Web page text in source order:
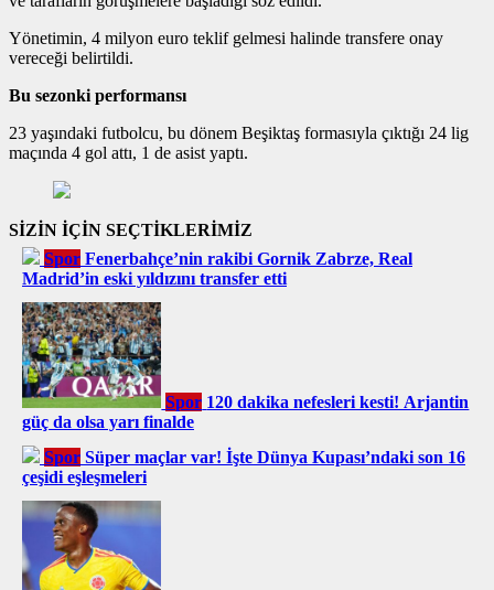
Yönetimin, 4 milyon euro teklif gelmesi halinde transfere onay
vereceği belirtildi.
Bu sezonki performansı
23 yaşındaki futbolcu, bu dönem Beşiktaş formasıyla çıktığı 24 lig
maçında 4 gol attı, 1 de asist yaptı.
SİZİN İÇİN SEÇTİKLERİMİZ
Spor Fenerbahçe’nin rakibi Gornik Zabrze, Real
Madrid’in eski yıldızını transfer etti
Spor 120 dakika nefesleri kesti! Arjantin
güç da olsa yarı finalde
Spor Süper maçlar var! İşte Dünya Kupası’ndaki son 16
çeşidi eşleşmeleri